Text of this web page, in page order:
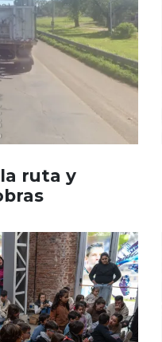
ruta y